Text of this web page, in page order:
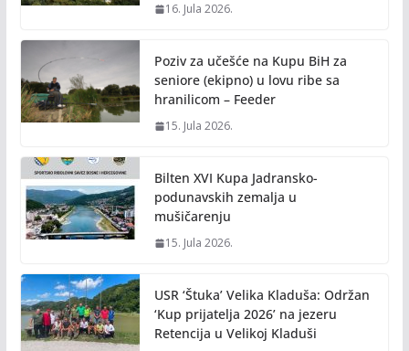
16. Jula 2026.
Poziv za učešće na Kupu BiH za
seniore (ekipno) u lovu ribe sa
hranilicom – Feeder
15. Jula 2026.
Bilten XVI Kupa Jadransko-
podunavskih zemalja u
mušičarenju
15. Jula 2026.
USR ‘Štuka’ Velika Kladuša: Održan
‘Kup prijatelja 2026’ na jezeru
Retencija u Velikoj Kladuši